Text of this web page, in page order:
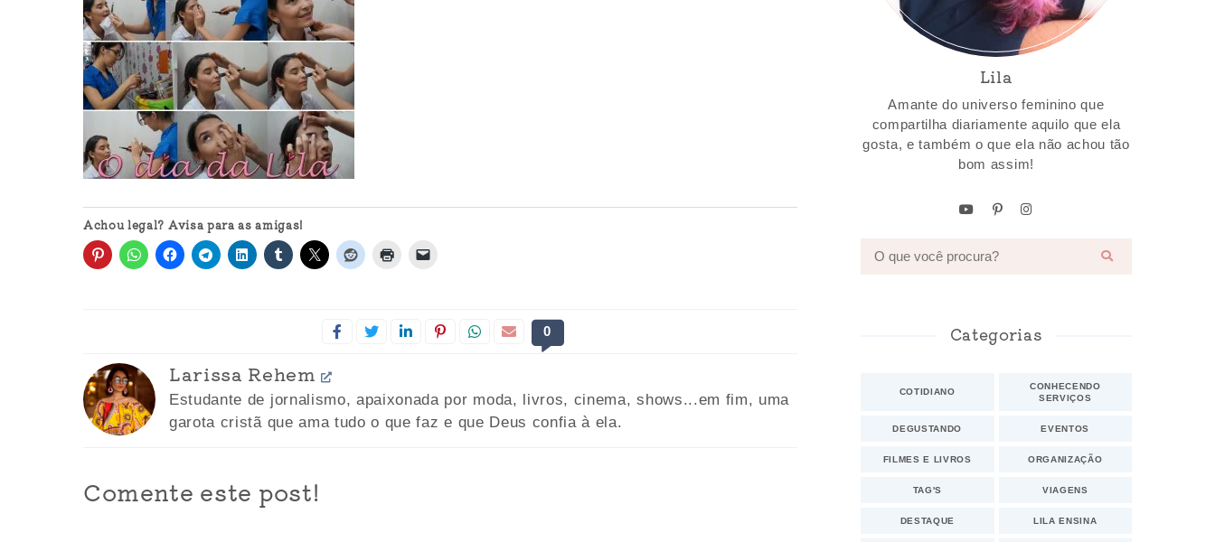
Achou legal? Avisa para as amigas!
0
Larissa Rehem
Estudante de jornalismo, apaixonada por moda, livros, cinema, shows...em fim, uma
garota cristã que ama tudo o que faz e que Deus confia à ela.
Comente este post!
Lila
Amante do universo feminino que
compartilha diariamente aquilo que ela
gosta, e também o que ela não achou tão
bom assim!
Categorias
COTIDIANO
CONHECENDO
SERVIÇOS
DEGUSTANDO EVENTOS
FILMES E LIVROS ORGANIZAÇÃO
TAG'S VIAGENS
DESTAQUE LILA ENSINA